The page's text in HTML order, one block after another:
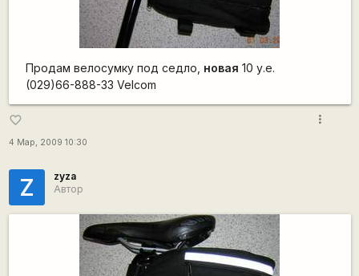
Продам велосумку под седло, новая 10 у.е.
(029)66-888-33 Velcom
favorite_border
4 Мар, 2009 10:30
more_vert
Z
zyza
Автор